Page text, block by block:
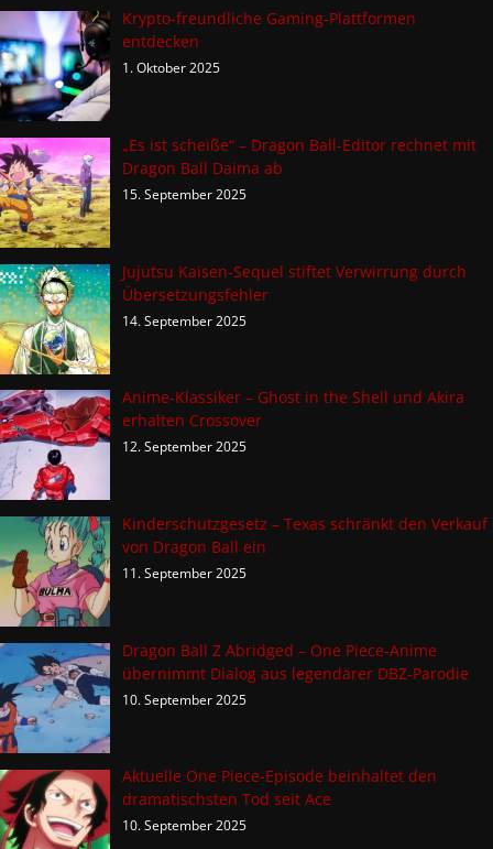
Krypto-freundliche Gaming-Plattformen
entdecken
1. Oktober 2025
„Es ist scheiße“ – Dragon Ball-Editor rechnet mit
Dragon Ball Daima ab
15. September 2025
Jujutsu Kaisen-Sequel stiftet Verwirrung durch
Übersetzungsfehler
14. September 2025
Anime-Klassiker – Ghost in the Shell und Akira
erhalten Crossover
12. September 2025
Kinderschutzgesetz – Texas schränkt den Verkauf
von Dragon Ball ein
11. September 2025
Dragon Ball Z Abridged – One Piece-Anime
übernimmt Dialog aus legendärer DBZ-Parodie
10. September 2025
Aktuelle One Piece-Episode beinhaltet den
dramatischsten Tod seit Ace
10. September 2025